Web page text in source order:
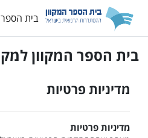
דילוג לתוכן הראשי
בית
בית הספר המקוון
מדיניות פרטיות
מדיניות פרטיות